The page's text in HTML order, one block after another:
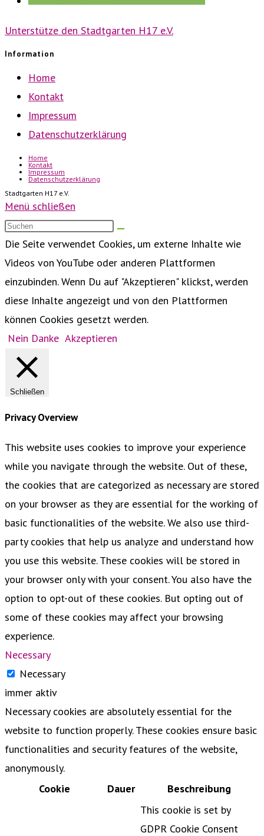
Unterstütze den Stadtgarten H17 e.V.
Information
Home
Kontakt
Impressum
Datenschutzerklärung
Home
Kontakt
Impressum
Datenschutzerklärung
Stadtgarten H17 e.V.
Menü schließen
Die Seite verwendet Cookies, um externe Inhalte wie
Videos von YouTube oder anderen Plattformen
einzubinden. Wenn Du auf "Akzeptieren" klickst, werden
diese Inhalte angezeigt und von den Plattformen
können Cookies gesetzt werden.
Nein Danke Akzeptieren
Schließen
Privacy Overview
This website uses cookies to improve your experience
while you navigate through the website. Out of these,
the cookies that are categorized as necessary are stored
on your browser as they are essential for the working of
basic functionalities of the website. We also use third-
party cookies that help us analyze and understand how
you use this website. These cookies will be stored in
your browser only with your consent. You also have the
option to opt-out of these cookies. But opting out of
some of these cookies may affect your browsing
experience.
Necessary
Necessary
immer aktiv
Necessary cookies are absolutely essential for the
website to function properly. These cookies ensure basic
functionalities and security features of the website,
anonymously.
Cookie
Dauer Beschreibung
This cookie is set by
GDPR Cookie Consent